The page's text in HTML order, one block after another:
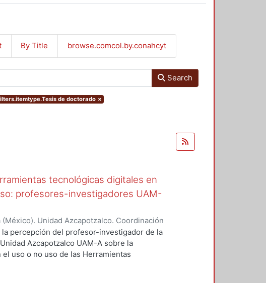
By Title browse.comcol.by.conahcyt
Search
de doctorado ×
tecnológicas digitales en
profesores-investigadores UAM-
Unidad Azcapotzalco. Coordinación
)Fernández-Sánchez, Lilia
percepción del profesor-investigador de la
Azcapotzalco UAM-A sobre la
uso o no uso de las Herramientas